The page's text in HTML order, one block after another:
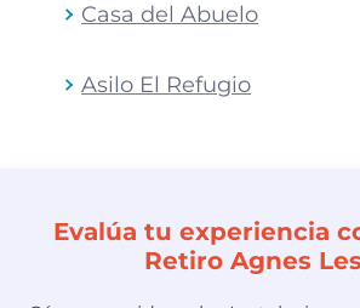
Casa del Abuelo
Asilo El Refugio
Evalúa tu experiencia
Retiro Agnes